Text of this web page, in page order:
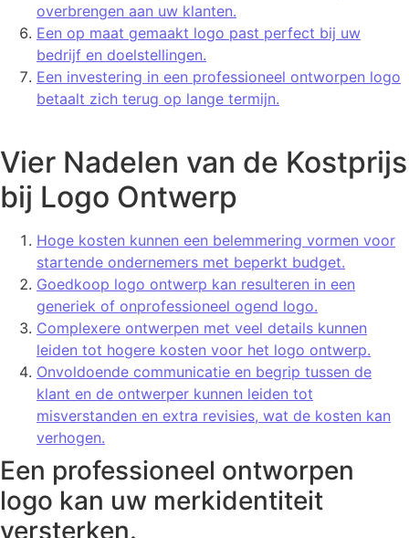
overbrengen aan uw klanten.
Een op maat gemaakt logo past perfect bij uw
bedrijf en doelstellingen.
Een investering in een professioneel ontworpen logo
betaalt zich terug op lange termijn.
Vier Nadelen van de Kostprijs
bij Logo Ontwerp
Hoge kosten kunnen een belemmering vormen voor
startende ondernemers met beperkt budget.
Goedkoop logo ontwerp kan resulteren in een
generiek of onprofessioneel ogend logo.
Complexere ontwerpen met veel details kunnen
leiden tot hogere kosten voor het logo ontwerp.
Onvoldoende communicatie en begrip tussen de
klant en de ontwerper kunnen leiden tot
misverstanden en extra revisies, wat de kosten kan
verhogen.
Een professioneel ontworpen
logo kan uw merkidentiteit
versterken.